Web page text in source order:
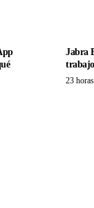
Jabra
23